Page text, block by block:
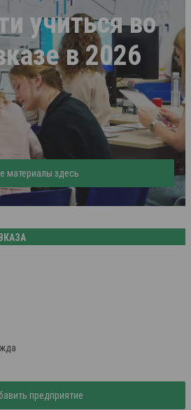
учиться во
в 2026
материалы здесь
предприятие